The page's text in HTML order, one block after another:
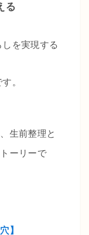
る
を実現する
。
生前整理と
ーリーで
】